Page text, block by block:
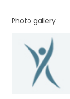
Photo gallery